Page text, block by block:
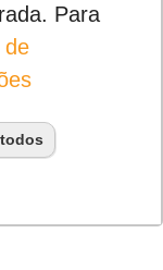
Para
de